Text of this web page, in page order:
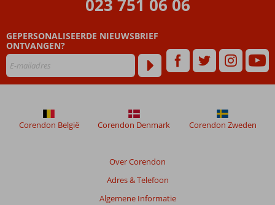
023 751 06 06
GEPERSONALISEERDE NIEUWSBRIEF
ONTVANGEN?
Over Corendon
Adres & Telefoon
Algemene Informatie
Corendon België Corendon Denmark Corendon Zweden